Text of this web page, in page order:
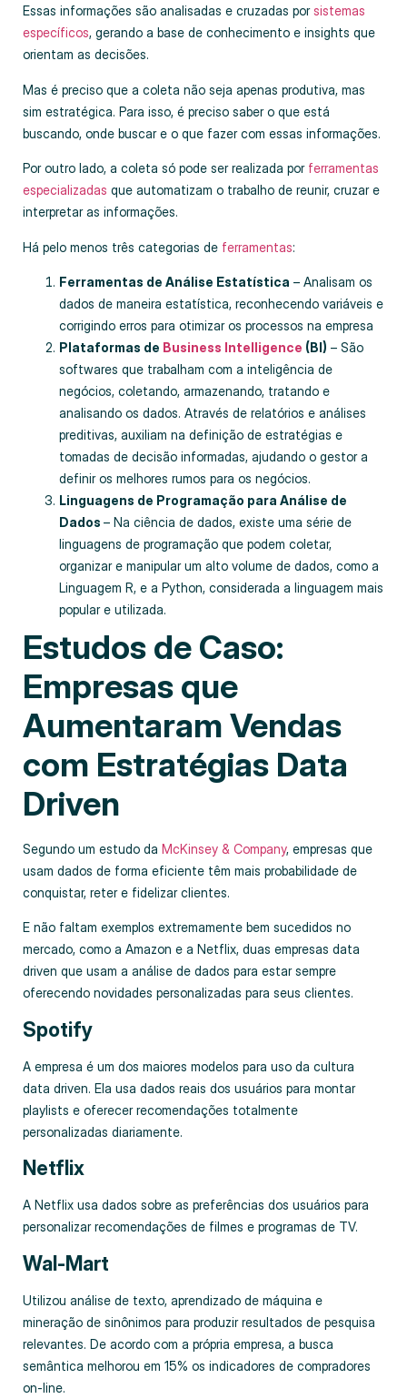
Essas informações são analisadas e cruzadas porsistemas
específicos, gerando a base de conhecimento e insights que
orientam as decisões.
Mas é preciso que a coleta não seja apenas produtiva, mas
sim estratégica. Para isso, é preciso saber o que está
buscando, onde buscar e o que fazer com essas informações.
Por outro lado, a coleta só pode ser realizada por ferramentas
especializadas que automatizam o trabalho de reunir, cruzar e
interpretar as informações.
Há pelo menos três categorias de ferramentas:
Ferramentas de Análise Estatística – Analisam os
dados de maneira estatística, reconhecendo variáveis e
corrigindo erros para otimizar os processos na empresa
Plataformas de Business Intelligence (BI) – São
softwares que trabalham com a inteligência de
negócios, coletando, armazenando, tratando e
analisando os dados. Através de relatórios e análises
preditivas, auxiliam na definição de estratégias e
tomadas de decisão informadas, ajudando o gestor a
definir os melhores rumos para os negócios.
Linguagens de Programação para Análise de
Dados – Na ciência de dados, existe uma série de
linguagens de programação que podem coletar,
organizar e manipular um alto volume de dados, como a
Linguagem R, e a Python, considerada a linguagem mais
popular e utilizada.
Estudos de Caso:
Empresas que
Aumentaram Vendas
com Estratégias Data
Driven
Segundo um estudo da McKinsey & Company, empresas que
usam dados de forma eficiente têm mais probabilidade de
conquistar, reter e fidelizar clientes.
E não faltam exemplos extremamente bem sucedidos no
mercado, como a Amazon e a Netflix, duas empresas data
driven que usam a análise de dados para estar sempre
oferecendo novidades personalizadas para seus clientes.
Spotify
A empresa é um dos maiores modelos para uso da cultura
data driven. Ela usa dados reais dos usuários para montar
playlists e oferecer recomendações totalmente
personalizadas diariamente.
Netflix
A Netflix usa dados sobre as preferências dos usuários para
personalizar recomendações de filmes e programas de TV.
Wal-Mart
Utilizou análise de texto, aprendizado de máquina e
mineração de sinônimos para produzir resultados de pesquisa
relevantes. De acordo com a própria empresa, a busca
semântica melhorou em 15% os indicadores de compradores
on-line.